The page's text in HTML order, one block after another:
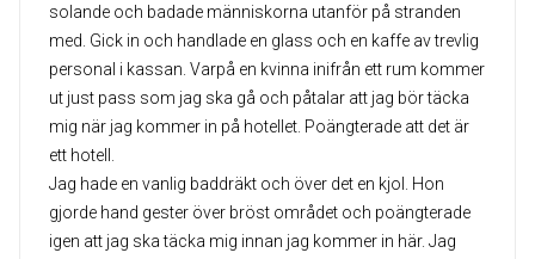
solande och badade människorna utanför på stranden
med. Gick in och handlade en glass och en kaffe av trevlig
personal i kassan. Varpå en kvinna inifrån ett rum kommer
ut just pass som jag ska gå och påtalar att jag bör täcka
mig när jag kommer in på hotellet. Poängterade att det är
ett hotell.
Jag hade en vanlig baddräkt och över det en kjol. Hon
gjorde hand gester över bröst området och poängterade
igen att jag ska täcka mig innan jag kommer in här. Jag